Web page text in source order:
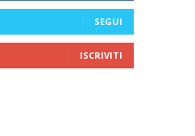
SEGUI
ISCRIVITI